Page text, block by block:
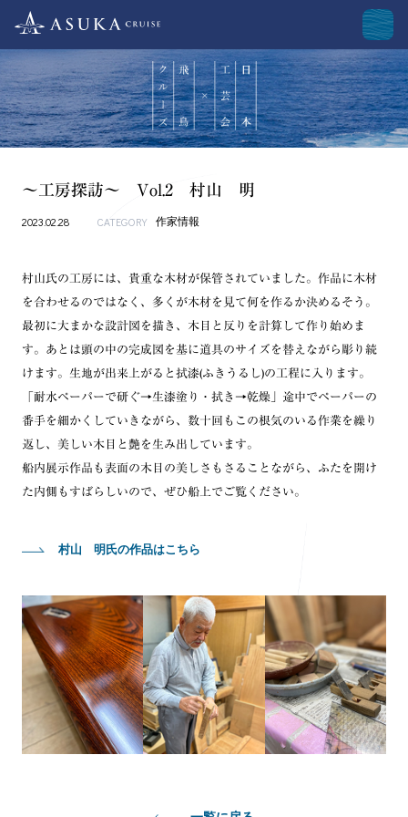
～工房探訪～ Vol.2 村山 明
2023.02.28 CATEGORY 作家情報
村山氏の工房には、貴重な木材が保管されていました。作品に木材
を合わせるのではなく、多くが木材を見て何を作るか決めるそう。
最初に大まかな設計図を描き、木目と反りを計算して作り始めま
す。あとは頭の中の完成図を基に道具のサイズを替えながら彫り続
けます。生地が出来上がると拭漆(ふきうるし)の工程に入ります。
「耐水ペーパーで研ぐ→生漆塗り・拭き→乾燥」途中でペーパーの
番手を細かくしていきながら、数十回もこの根気のいる作業を繰り
返し、美しい木目と艶を生み出しています。
船内展示作品も表面の木目の美しさもさることながら、ふたを開け
た内側もすばらしいので、ぜひ船上でご覧ください。
村山 明氏の作品はこちら